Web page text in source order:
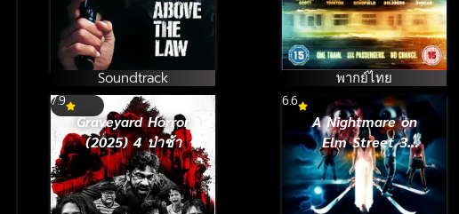
Soundtrack พากย์ไทย
7.9
Graveyard Horror
(2025) 4 ป่าช้า
6.6
A Nightmare on
Elm Street 3
Dream Warriors
(1987) นิ้วขเมือบ
ภาค 3